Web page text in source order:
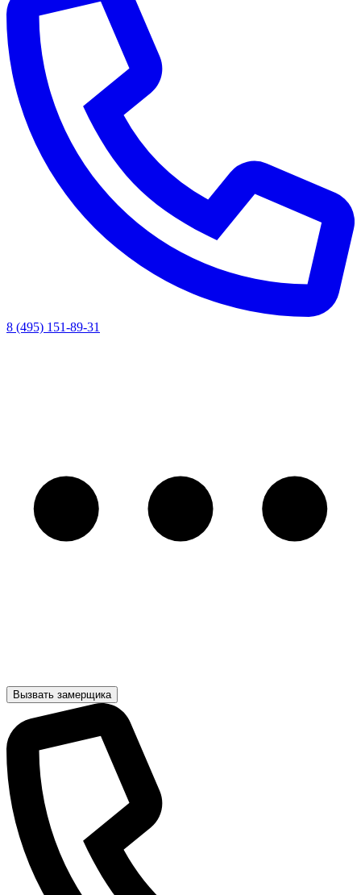
8 (495) 151-89-31
Вызвать замерщика